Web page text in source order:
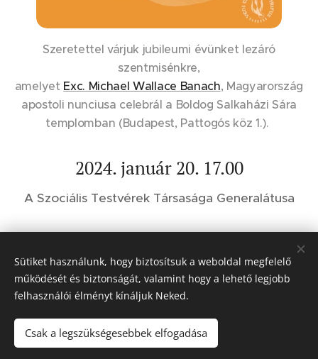
Szeretettel várjuk jubileumi évünket lezáró
szentmisénkre,
amelyet Exc. Michael Wallace Banach, Magyarország
apostoli nunciusa celebrál a Boldog Salkaházi Sára
templomban (Budapest, Pattogós köz 1.).
2024. január 20. 17.00
A Szociális Testvérek Társasága Generalátusa
Share
© 2023-2026Szociális Testvérek Társasága
Sütiket használunk, hogy biztosítsuk a weboldal megfelelő
működését és biztonságát, valamint hogy a lehető legjobb
felhasználói élményt kínáljuk Neked.
Csak a legszükségesebbek elfogadása